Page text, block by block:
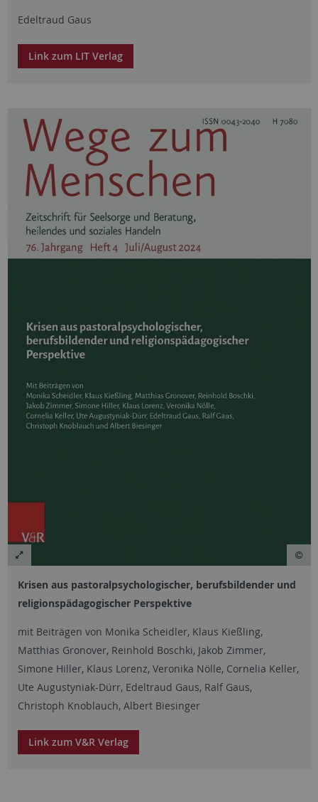
Edeltraud Gaus
Link zum LIT Verlag
Krisen aus pastoralpsychologischer, berufsbildender und
religionspädagogischer Perspektive
mit Beiträgen von Monika Scheidler, Klaus Kießling,
Matthias Gronover, Reinhold Boschki, Jakob Zimmer,
Simone Hiller, Klaus Lorenz, Veronika Nölle, Cornelia Keller,
Ute Augustyniak-Dürr, Edeltraud Gaus, Ralf Gaus,
Christoph Knoblauch, Albert Biesinger
Link zum V&R Verlag